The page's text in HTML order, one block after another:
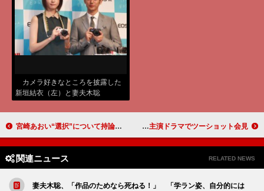
カメラ好きなところを披露した
新垣結衣（左）と妻夫木聡
宮崎あおい“選択”について持論を語る 「幸せでうれしくて安心している」 チャン・グンソク＆少女時代ユナ 主演ドラマでツーショット会見
関連ニュース RELATED NEWS
妻夫木聡、「作品のためなら死ねる！」 「学ラン姿、自分的には